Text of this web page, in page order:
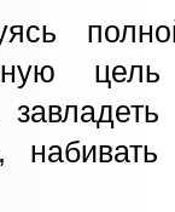
полной